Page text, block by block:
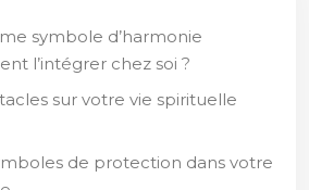
symbole d’harmonie
l’intégrer chez soi ?
sur votre vie spirituelle
de protection dans votre